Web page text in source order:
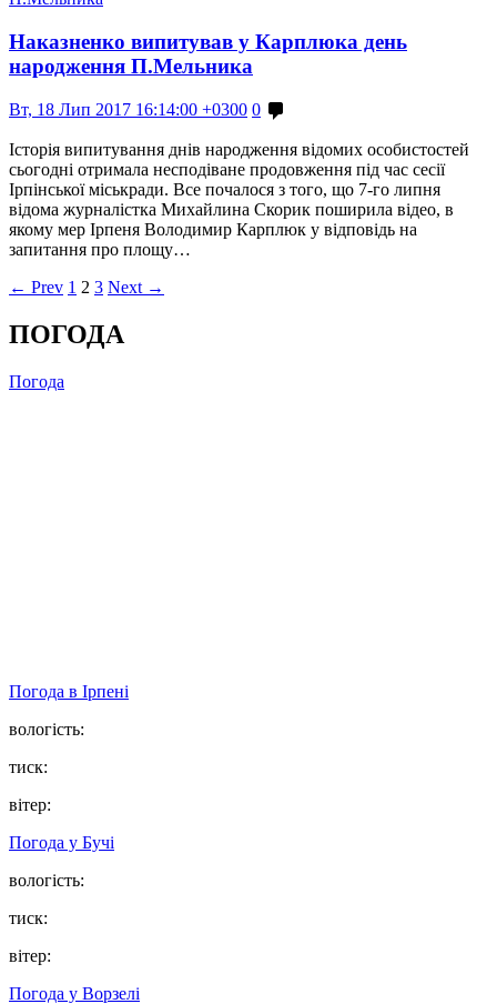
Наказненко випитував у Карплюка день
народження П.Мельника
Вт, 18 Лип 2017 16:14:00 +0300 0
Історія випитування днів народження відомих особистостей
сьогодні отримала несподіване продовження під час сесії
Ірпінської міськради. Все почалося з того, що 7-го липня
відома журналістка Михайлина Скорик поширила відео, в
якому мер Ірпеня Володимир Карплюк у відповідь на
запитання про площу…
← Prev 1 2 3 Next →
ПОГОДА
Погода
Погода в Ірпені
вологість:
тиск:
вітер:
Погода у Бучі
вологість:
тиск:
вітер:
Погода у Ворзелі